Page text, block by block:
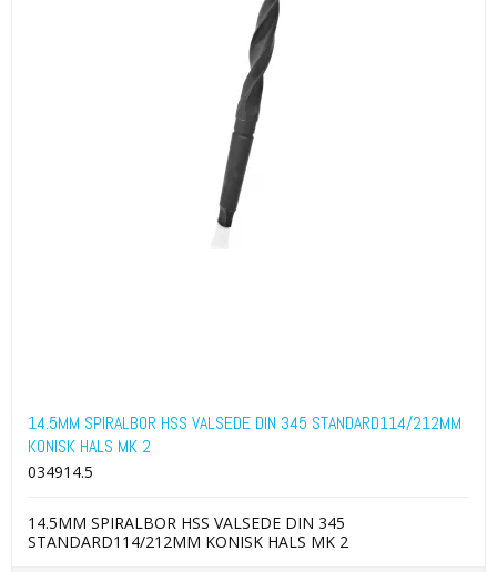
14.5MM SPIRALBOR HSS VALSEDE DIN 345 STANDARD114/212MM
KONISK HALS MK 2
034914.5
14.5MM SPIRALBOR HSS VALSEDE DIN 345
STANDARD114/212MM KONISK HALS MK 2